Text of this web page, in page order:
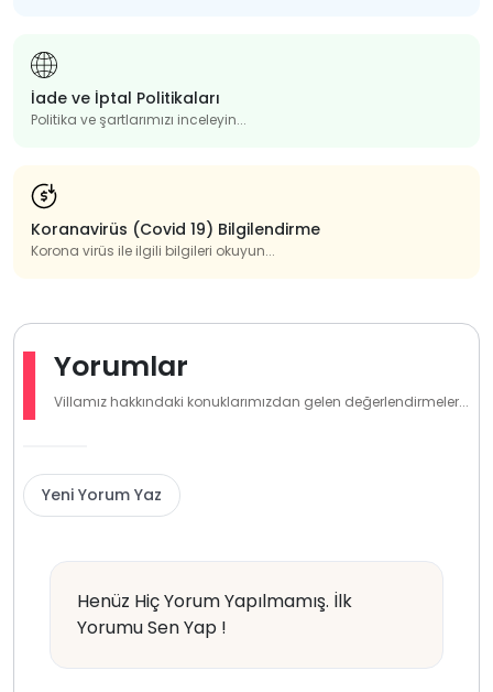
İade ve İptal Politikaları
Politika ve şartlarımızı inceleyin...
Koranavirüs (Covid 19) Bilgilendirme
Korona virüs ile ilgili bilgileri okuyun...
Yorumlar
Villamız hakkındaki konuklarımızdan gelen değerlendirmeler...
Yeni Yorum Yaz
Henüz Hiç Yorum Yapılmamış. İlk
Yorumu Sen Yap !